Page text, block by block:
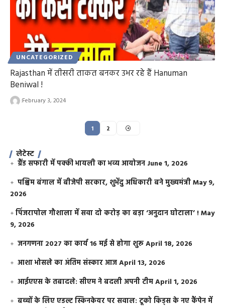
UNCATEGORIZED
Rajasthan में तीसरी ताकत बनकर उभर रहे हैं Hanuman
Beniwal !
February 3, 2024
1 2
लेटेस्ट
ग्रैंड सफारी में पक्की भायली का भव्य आयोजन June 1, 2026
पश्चिम बंगाल में बीजेपी सरकार, शुभेंदु अधिकारी बने मुख्यमंत्रीMay 9,
2026
​पिंजरापोल गौशाला में सवा दो करोड़ का बड़ा ‘अनुदान घोटाला’ !May
9, 2026
जनगणना 2027 का कार्य 16 मई से होगा शुरूApril 18, 2026
आशा भोसले का अंतिम संस्कार आजApril 13, 2026
आईएएस के तबादले: सीएम ने बदली अपनी टीमApril 1, 2026
बच्चों के लिए एडल्ट स्किनकेयर पर सवाल: टूको किड्स के नए कैंपेन में